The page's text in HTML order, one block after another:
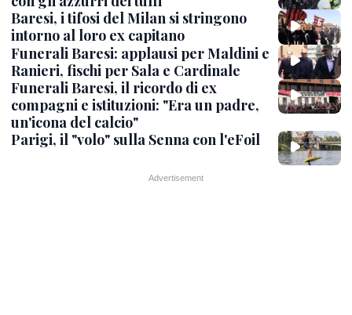
Baresi, i tifosi del Milan si stringono
intorno al loro ex capitano
Funerali Baresi: applausi per Maldini e
Ranieri, fischi per Sala e Cardinale
Funerali Baresi, il ricordo di ex
compagni e istituzioni: "Era un padre,
un'icona del calcio"
Parigi, il "volo" sulla Senna con l'eFoil